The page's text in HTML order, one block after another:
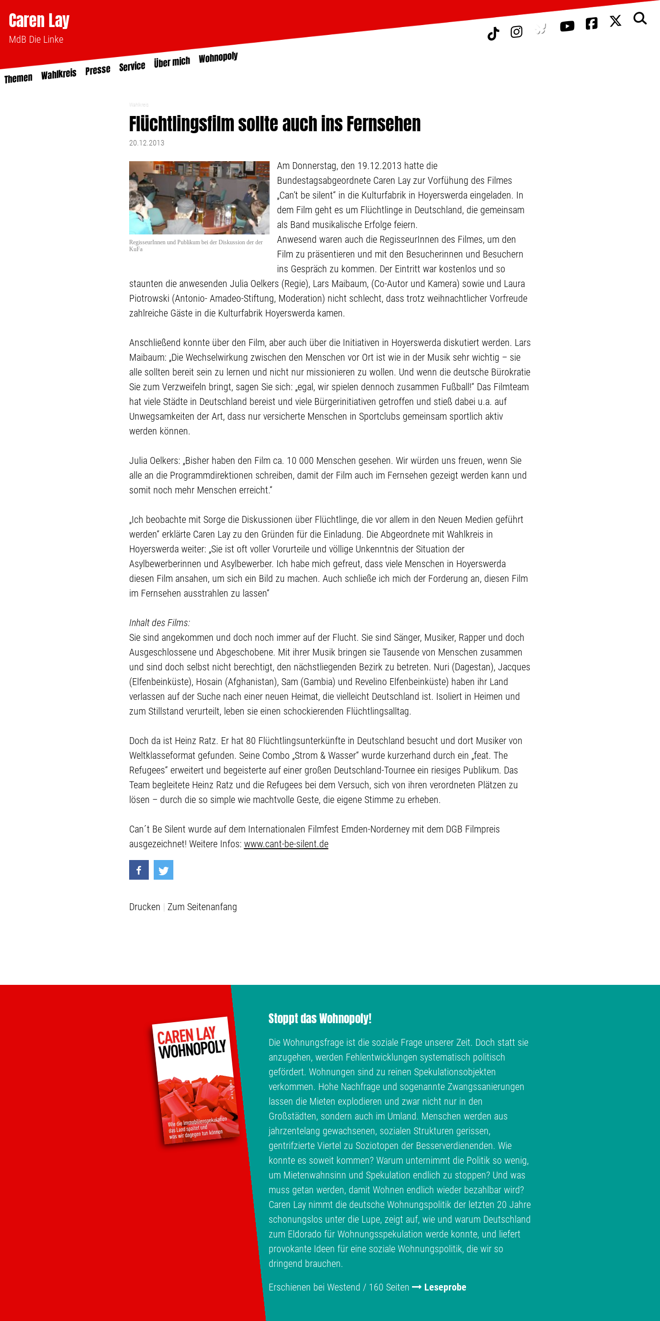
Caren Lay
MdB Die Linke
Themen Wahlkreis Presse Service Über mich Wohnopoly
Wahlkreis
Flüchtlingsfilm sollte auch ins Fernsehen
20.12.2013
RegisseurInnen und Publikum bei der Diskussion der der
KuFa
Am Donnerstag, den 19.12.2013 hatte die
Bundestagsabgeordnete Caren Lay zur Vorfühung des Filmes
„Can’t be silent“ in die Kulturfabrik in Hoyerswerda eingeladen. In
dem Film geht es um Flüchtlinge in Deutschland, die gemeinsam
als Band musikalische Erfolge feiern.
Anwesend waren auch die RegisseurInnen des Filmes, um den
Film zu präsentieren und mit den Besucherinnen und Besuchern
ins Gespräch zu kommen. Der Eintritt war kostenlos und so
staunten die anwesenden Julia Oelkers (Regie), Lars Maibaum, (Co-Autor und Kamera) sowie und Laura
Piotrowski (Antonio- Amadeo-Stiftung, Moderation) nicht schlecht, dass trotz weihnachtlicher Vorfreude
zahlreiche Gäste in die Kulturfabrik Hoyerswerda kamen.
Anschließend konnte über den Film, aber auch über die Initiativen in Hoyerswerda diskutiert werden. Lars
Maibaum: „Die Wechselwirkung zwischen den Menschen vor Ort ist wie in der Musik sehr wichtig – sie
alle sollten bereit sein zu lernen und nicht nur missionieren zu wollen. Und wenn die deutsche Bürokratie
Sie zum Verzweifeln bringt, sagen Sie sich: „egal, wir spielen dennoch zusammen Fußball!“ Das Filmteam
hat viele Städte in Deutschland bereist und viele Bürgerinitiativen getroffen und stieß dabei u.a. auf
Unwegsamkeiten der Art, dass nur versicherte Menschen in Sportclubs gemeinsam sportlich aktiv
werden können.
Julia Oelkers: „Bisher haben den Film ca. 10 000 Menschen gesehen. Wir würden uns freuen, wenn Sie
alle an die Programmdirektionen schreiben, damit der Film auch im Fernsehen gezeigt werden kann und
somit noch mehr Menschen erreicht.“
„Ich beobachte mit Sorge die Diskussionen über Flüchtlinge, die vor allem in den Neuen Medien geführt
werden“ erklärte Caren Lay zu den Gründen für die Einladung. Die Abgeordnete mit Wahlkreis in
Hoyerswerda weiter: „Sie ist oft voller Vorurteile und völlige Unkenntnis der Situation der
Asylbewerberinnen und Asylbewerber. Ich habe mich gefreut, dass viele Menschen in Hoyerswerda
diesen Film ansahen, um sich ein Bild zu machen. Auch schließe ich mich der Forderung an, diesen Film
im Fernsehen ausstrahlen zu lassen“
Inhalt des Films:
Sie sind angekommen und doch noch immer auf der Flucht. Sie sind Sänger, Musiker, Rapper und doch
Ausgeschlossene und Abgeschobene. Mit ihrer Musik bringen sie Tausende von Menschen zusammen
und sind doch selbst nicht berechtigt, den nächstliegenden Bezirk zu betreten. Nuri (Dagestan), Jacques
(Elfenbeinküste), Hosain (Afghanistan), Sam (Gambia) und Revelino Elfenbeinküste) haben ihr Land
verlassen auf der Suche nach einer neuen Heimat, die vielleicht Deutschland ist. Isoliert in Heimen und
zum Stillstand verurteilt, leben sie einen schockierenden Flüchtlingsalltag.
Doch da ist Heinz Ratz. Er hat 80 Flüchtlingsunterkünfte in Deutschland besucht und dort Musiker von
Weltklasseformat gefunden. Seine Combo „Strom & Wasser“ wurde kurzerhand durch ein „feat. The
Refugees“ erweitert und begeisterte auf einer großen Deutschland-Tournee ein riesiges Publikum. Das
Team begleitete Heinz Ratz und die Refugees bei dem Versuch, sich von ihren verordneten Plätzen zu
lösen – durch die so simple wie machtvolle Geste, die eigene Stimme zu erheben.
Can´t Be Silent wurde auf dem Internationalen Filmfest Emden-Norderney mit dem DGB Filmpreis
ausgezeichnet! Weitere Infos: www.cant-be-silent.de
Drucken Zum Seitenanfang
Stoppt das Wohnopoly!
Die Wohnungsfrage ist die soziale Frage unserer Zeit. Doch statt sie
anzugehen, werden Fehlentwicklungen systematisch politisch
gefördert. Wohnungen sind zu reinen Spekulationsobjekten
verkommen. Hohe Nachfrage und sogenannte Zwangssanierungen
lassen die Mieten explodieren und zwar nicht nur in den
Großstädten, sondern auch im Umland. Menschen werden aus
jahrzentelang gewachsenen, sozialen Strukturen gerissen,
gentrifzierte Viertel zu Soziotopen der Besserverdienenden. Wie
konnte es soweit kommen? Warum unternimmt die Politik so wenig,
um Mietenwahnsinn und Spekulation endlich zu stoppen? Und was
muss getan werden, damit Wohnen endlich wieder bezahlbar wird?
Caren Lay nimmt die deutsche Wohnungspolitik der letzten 20 Jahre
schonungslos unter die Lupe, zeigt auf, wie und warum Deutschland
zum Eldorado für Wohnungsspekulation werde konnte, und liefert
provokante Ideen für eine soziale Wohnungspolitik, die wir so
dringend brauchen.
Erschienen bei Westend / 160 Seiten
Leseprobe